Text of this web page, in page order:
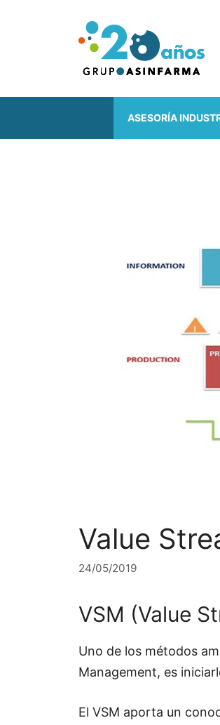
ASESORÍA
Value
24/05/2019
VSM (Value
Uno de los métodos
Management, es
El VSM aporta un